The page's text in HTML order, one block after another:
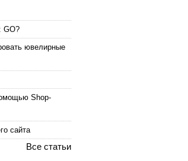
GO?
ювелирные
Shop-
сайта
Все статьи